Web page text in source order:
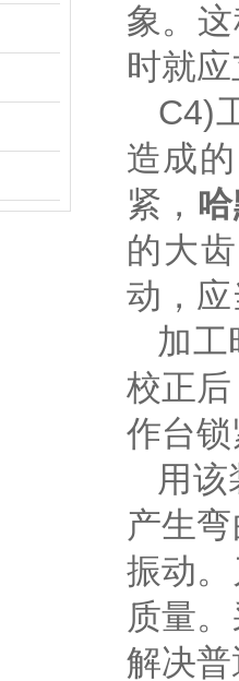
象。
时就
C4)
造成
紧，
的大
动，
加工
校正
作台
用该
产生
振动
质量
解决